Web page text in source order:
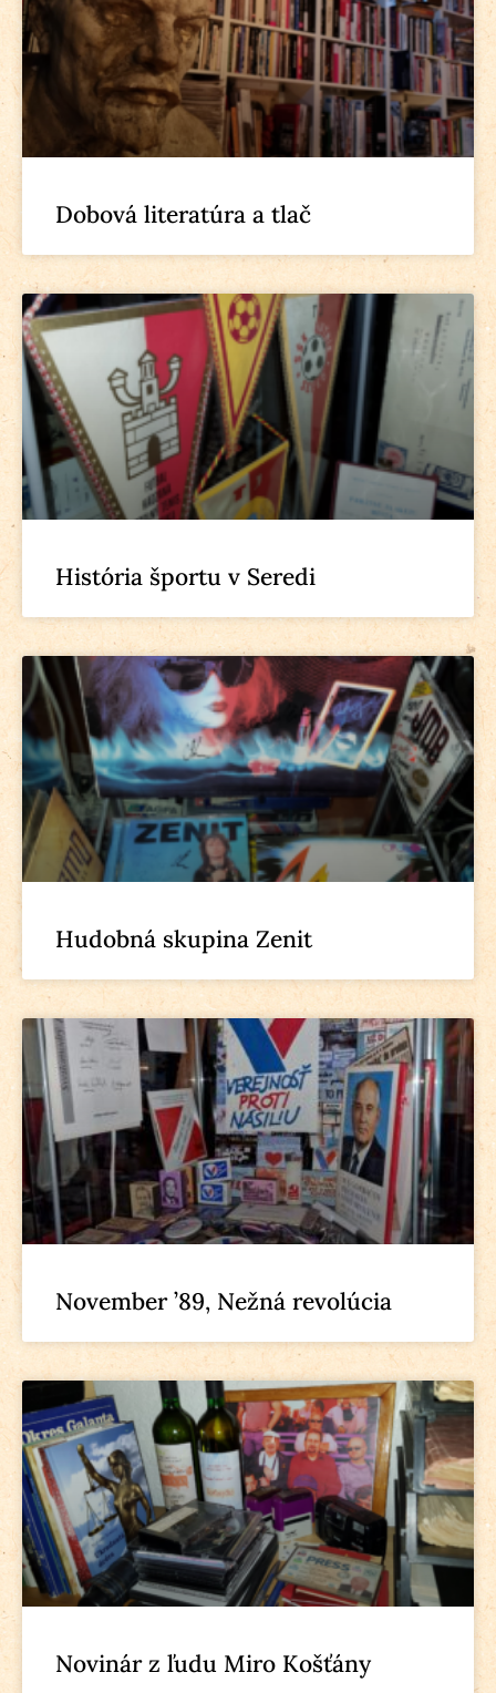
Dobová literatúra a tlač
História športu v Seredi
Hudobná skupina Zenit
November ’89, Nežná revolúcia
Novinár z ľudu Miro Košťány